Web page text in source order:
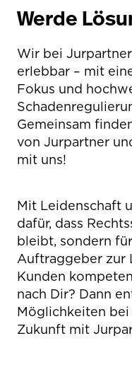
Werde
Wir bei
erlebbar – mit
Fokus und
Gemeinsam
von Jurpartner
mit uns!
Mit Leidenschaft
dafür, dass
bleibt, sondern
Auftraggeber zur
Kunden
nach Dir? Dann
Möglichkeiten
Zukunft mit